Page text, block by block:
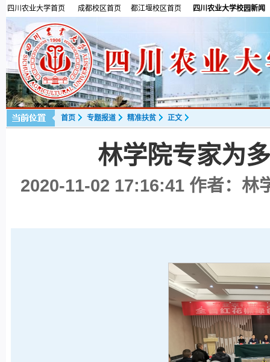
四川农业大学首页 成都校区首页 都江堰校区首页 四川农业大学校园新闻
首页 专题报道 精准扶贫 正文
林学院专家为
2020-11-02 17:16:41作者：林